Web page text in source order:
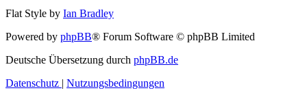
Flat Style by Ian Bradley
Powered by phpBB® Forum Software © phpBB Limited
Deutsche Übersetzung durch phpBB.de
Datenschutz | Nutzungsbedingungen